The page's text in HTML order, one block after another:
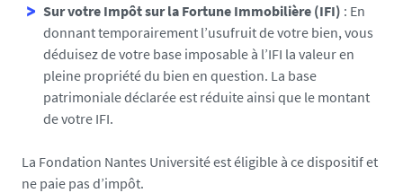
Sur votre Impôt sur la Fortune Immobilière (IFI) : En
donnant temporairement l’usufruit de votre bien, vous
déduisez de votre base imposable à l’IFI la valeur en
pleine propriété du bien en question. La base
patrimoniale déclarée est réduite ainsi que le montant
de votre IFI.
La Fondation Nantes Université est éligible à ce dispositif et
ne paie pas d’impôt.